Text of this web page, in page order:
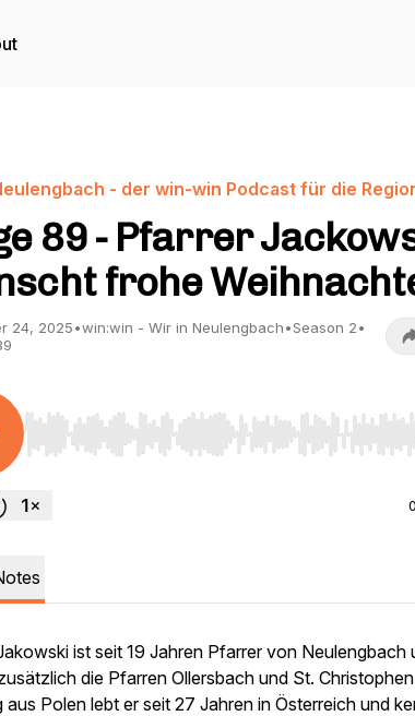
- der win-win Podcast für die
89 - Pfarrer
frohe
24, 2025•win:win - Wir in Neulengbach•Season 2•
Use Left/Right to seek, Home/End to jump to
ist seit 19 Jahren Pfarrer von Neulengbach
die Pfarren Ollersbach und St.
aus Polen lebt er seit 27 Jahren in Österreich und